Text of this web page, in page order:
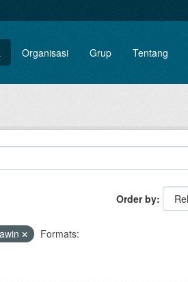
Organisasi Grup Tentang
Order by
Formats: